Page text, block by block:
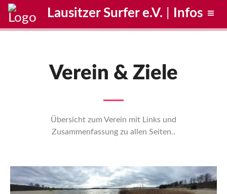
Lausitzer Surfer e.V. Infos
Verein & Ziele
Übersicht zum Verein mit Links und
Zusammenfassung zu allen Seiten..